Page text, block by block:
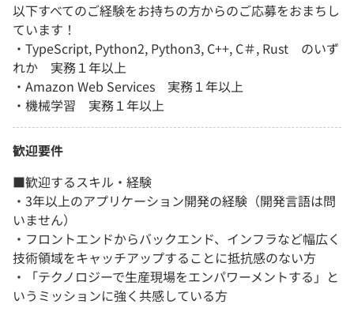
以下すべてのご経験をお持ちの方からのご応募をおまちし
ています！
・TypeScript, Python2, Python3, C++, C＃, Rust のいず
れか 実務１年以上
・Amazon Web Services 実務１年以上
・機械学習 実務１年以上
歓迎要件
■歓迎するスキル・経験
・3年以上のアプリケーション開発の経験（開発言語は問
いません）
・フロントエンドからバックエンド、インフラなど幅広く
技術領域をキャッチアップすることに抵抗感のない方
・「テクノロジーで生産現場をエンパワーメントする」と
いうミッションに強く共感している方